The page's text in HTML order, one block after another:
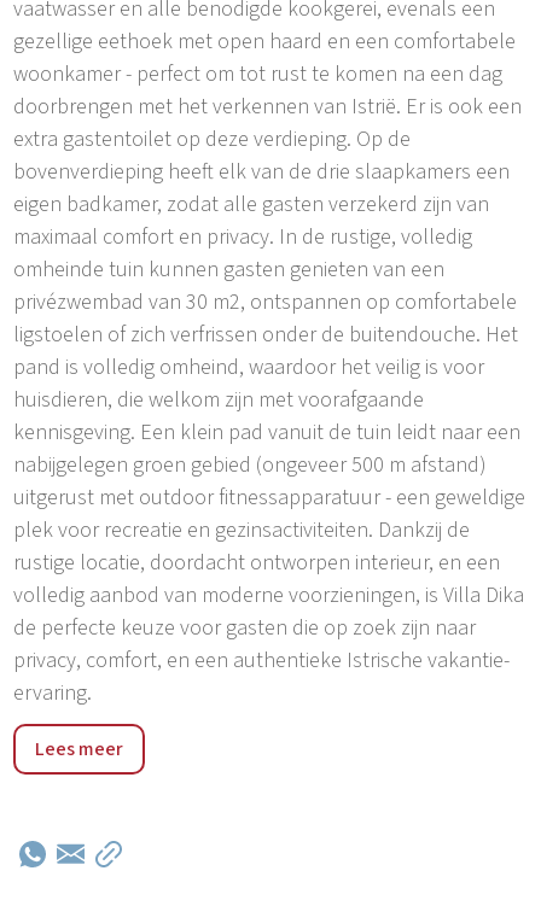
vaatwasser en alle benodigde kookgerei, evenals een
gezellige eethoek met open haard en een comfortabele
woonkamer - perfect om tot rust te komen na een dag
doorbrengen met het verkennen van Istrië. Er is ook een
extra gastentoilet op deze verdieping. Op de
bovenverdieping heeft elk van de drie slaapkamers een
eigen badkamer, zodat alle gasten verzekerd zijn van
maximaal comfort en privacy. In de rustige, volledig
omheinde tuin kunnen gasten genieten van een
privézwembad van 30 m2, ontspannen op comfortabele
ligstoelen of zich verfrissen onder de buitendouche. Het
pand is volledig omheind, waardoor het veilig is voor
huisdieren, die welkom zijn met voorafgaande
kennisgeving. Een klein pad vanuit de tuin leidt naar een
nabijgelegen groen gebied (ongeveer 500 m afstand)
uitgerust met outdoor fitnessapparatuur - een geweldige
plek voor recreatie en gezinsactiviteiten. Dankzij de
rustige locatie, doordacht ontworpen interieur, en een
volledig aanbod van moderne voorzieningen, is Villa Dika
de perfecte keuze voor gasten die op zoek zijn naar
privacy, comfort, en een authentieke Istrische vakantie-
ervaring.
Villa Dika is gelegen in het dorp Belavići, in de gemeente
Marčana, op het oostelijke deel van het Istrische
van toeristische hotspots, waardoor het perfect is voor
Lees meer